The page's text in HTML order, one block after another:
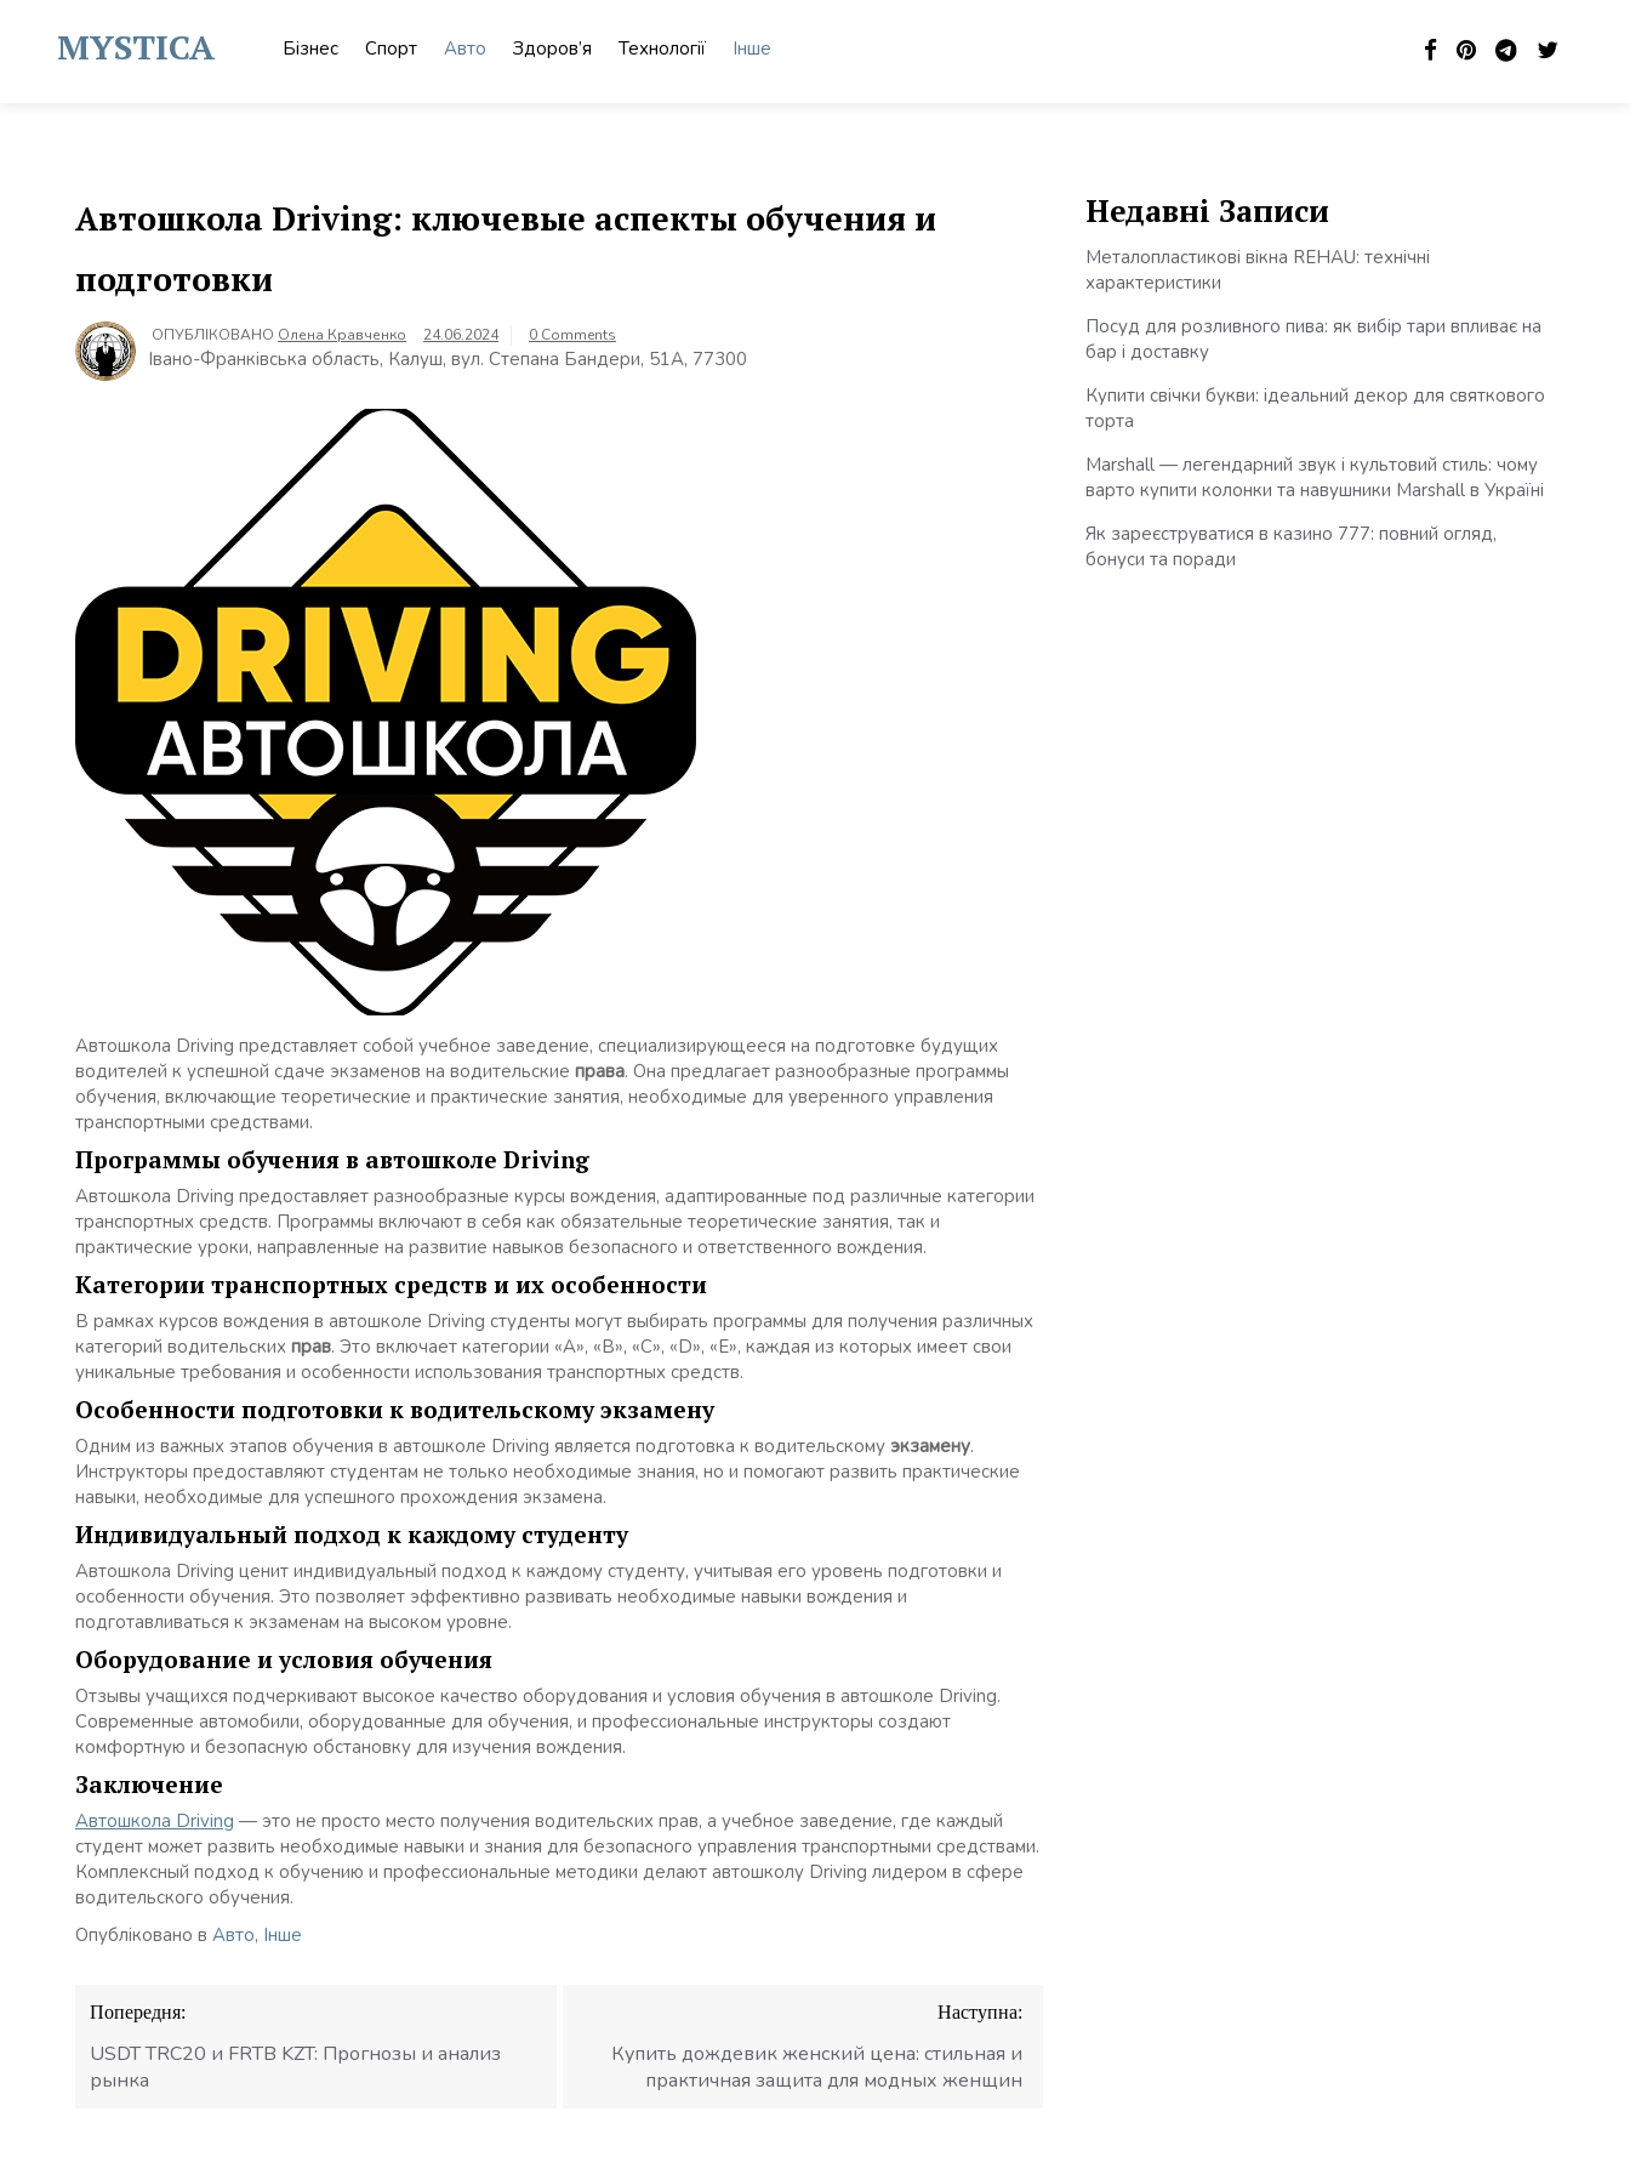
contentMYSTICA Бізнес Спорт Авто Здоров’я Технології Інше
Автошкола Driving: ключевые аспекты обучения и
подготовки
ОПУБЛІКОВАНО Олена Кравченко 24.06.2024 0 Comments
Івано-Франківська область, Калуш, вул. Степана Бандери, 51А, 77300
Автошкола Driving представляет собой учебное заведение, специализирующееся на подготовке будущих
водителей к успешной сдаче экзаменов на водительские права. Она предлагает разнообразные программы
обучения, включающие теоретические и практические занятия, необходимые для уверенного управления
транспортными средствами.
Программы обучения в автошколе Driving
Автошкола Driving предоставляет разнообразные курсы вождения, адаптированные под различные категории
транспортных средств. Программы включают в себя как обязательные теоретические занятия, так и
практические уроки, направленные на развитие навыков безопасного и ответственного вождения.
Категории транспортных средств и их особенности
В рамках курсов вождения в автошколе Driving студенты могут выбирать программы для получения различных
категорий водительских прав. Это включает категории «A», «B», «C», «D», «E», каждая из которых имеет свои
уникальные требования и особенности использования транспортных средств.
Особенности подготовки к водительскому экзамену
Одним из важных этапов обучения в автошколе Driving является подготовка к водительскому экзамену.
Инструкторы предоставляют студентам не только необходимые знания, но и помогают развить практические
навыки, необходимые для успешного прохождения экзамена.
Индивидуальный подход к каждому студенту
Автошкола Driving ценит индивидуальный подход к каждому студенту, учитывая его уровень подготовки и
особенности обучения. Это позволяет эффективно развивать необходимые навыки вождения и
подготавливаться к экзаменам на высоком уровне.
Оборудование и условия обучения
Отзывы учащихся подчеркивают высокое качество оборудования и условия обучения в автошколе Driving.
Современные автомобили, оборудованные для обучения, и профессиональные инструкторы создают
комфортную и безопасную обстановку для изучения вождения.
Заключение
Автошкола Driving — это не просто место получения водительских прав, а учебное заведение, где каждый
студент может развить необходимые навыки и знания для безопасного управления транспортными средствами.
Комплексный подход к обучению и профессиональные методики делают автошколу Driving лидером в сфере
водительского обучения.
Опубліковано в Авто, Інше
Навігація
записів
Попередня:
USDT TRC20 и FRTB KZT: Прогнозы и анализ
рынка
Наступна:
Купить дождевик женский цена: стильная и
практичная защита для модных женщин
Недавні Записи
Металопластикові вікна REHAU: технічні
характеристики
Посуд для розливного пива: як вибір тари впливає на
бар і доставку
Купити свічки букви: ідеальний декор для святкового
торта
Marshall — легендарний звук і культовий стиль: чому
варто купити колонки та навушники Marshall в Україні
Як зареєструватися в казино 777: повний огляд,
бонуси та поради